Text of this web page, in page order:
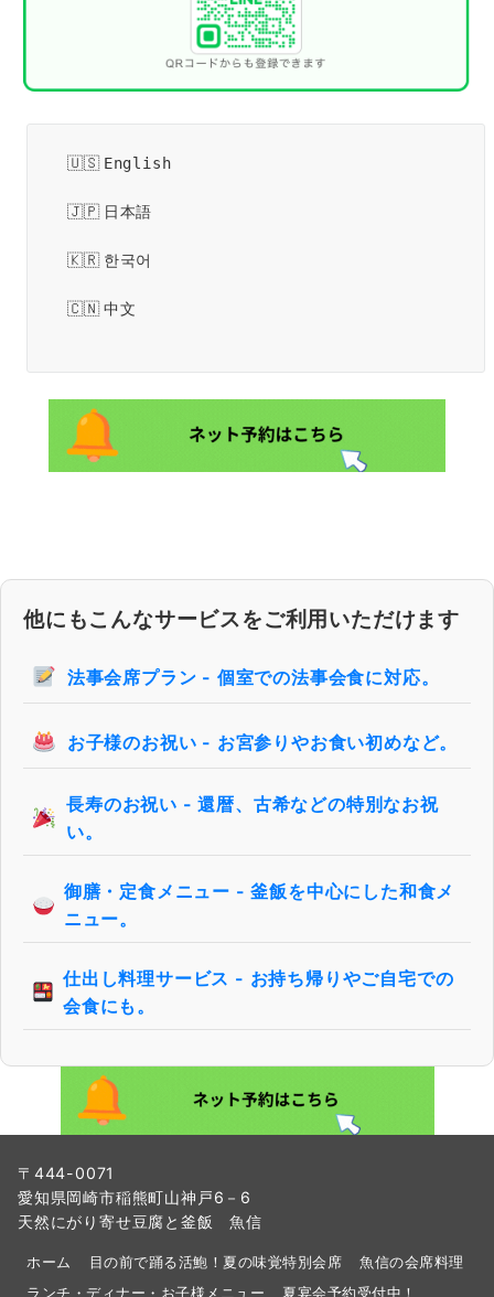
English
日本語
한국어
中文
他にもこんなサービスをご利用いただけます
法事会席プラン - 個室での法事会食に対応。
お子様のお祝い - お宮参りやお食い初めなど。
長寿のお祝い - 還暦、古希などの特別なお祝
い。
御膳・定食メニュー - 釜飯を中心にした和食メ
ニュー。
仕出し料理サービス - お持ち帰りやご自宅での
会食にも。
〒444-0071
愛知県岡崎市稲熊町山神戸6－6
天然にがり寄せ豆腐と釜飯 魚信
ホーム 目の前で踊る活鮑！夏の味覚特別会席
魚信の会席料理
ランチ・ディナー・お子様メニュー
夏宴会予約受付中！